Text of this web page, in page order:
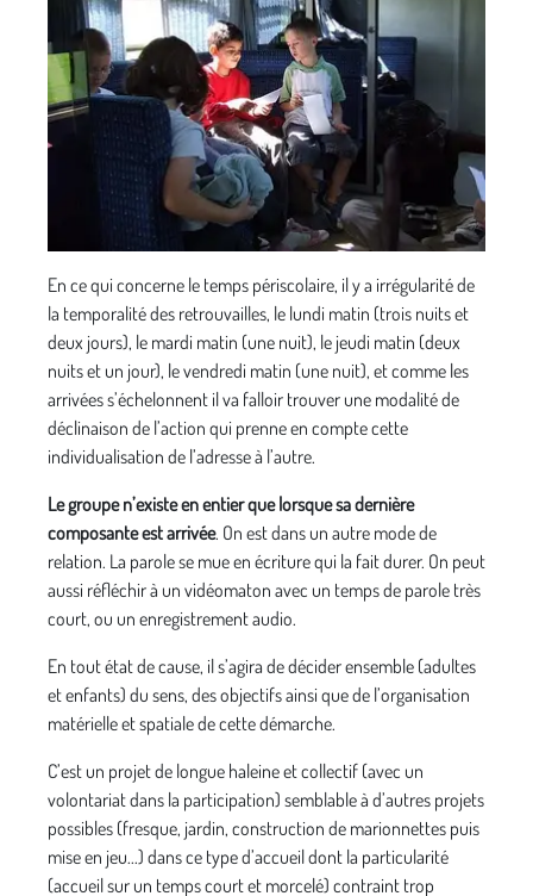
En ce qui concerne le temps périscolaire, il y a irrégularité de
la temporalité des retrouvailles, le lundi matin (trois nuits et
deux jours), le mardi matin (une nuit), le jeudi matin (deux
nuits et un jour), le vendredi matin (une nuit), et comme les
arrivées s’échelonnent il va falloir trouver une modalité de
déclinaison de l’action qui prenne en compte cette
individualisation de l’adresse à l’autre.
Le groupe n’existe en entier que lorsque sa dernière
composante est arrivée. On est dans un autre mode de
relation. La parole se mue en écriture qui la fait durer. On peut
aussi réfléchir à un vidéomaton avec un temps de parole très
court, ou un enregistrement audio.
En tout état de cause, il s’agira de décider ensemble (adultes
et enfants) du sens, des objectifs ainsi que de l’organisation
matérielle et spatiale de cette démarche.
C’est un projet de longue haleine et collectif (avec un
volontariat dans la participation) semblable à d’autres projets
possibles (fresque, jardin, construction de marionnettes puis
mise en jeu...) dans ce type d’accueil dont la particularité
(accueil sur un temps court et morcelé) contraint trop